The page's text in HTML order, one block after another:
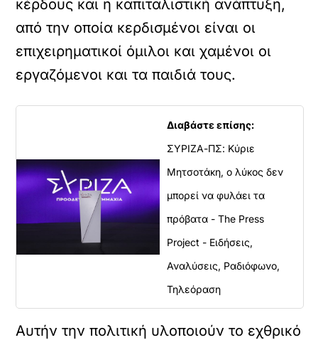
κέρδους και η καπιταλιστική ανάπτυξη,
από την οποία κερδισμένοι είναι οι
επιχειρηματικοί όμιλοι και χαμένοι οι
εργαζόμενοι και τα παιδιά τους.
Διαβάστε επίσης:
ΣΥΡΙΖΑ-ΠΣ: Κύριε
Μητσοτάκη, ο λύκος δεν
μπορεί να φυλάει τα
πρόβατα - The Press
Project - Ειδήσεις,
Αναλύσεις, Ραδιόφωνο,
Τηλεόραση
Αυτήν την πολιτική υλοποιούν το εχθρικό